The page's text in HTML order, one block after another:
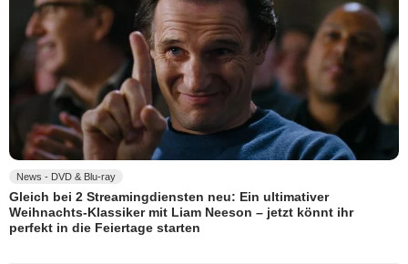
News - DVD & Blu-ray
Gleich bei 2 Streamingdiensten neu: Ein ultimativer
Weihnachts-Klassiker mit Liam Neeson – jetzt könnt ihr
perfekt in die Feiertage starten